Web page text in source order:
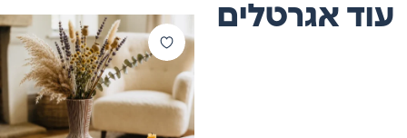
עוד אגרטלים